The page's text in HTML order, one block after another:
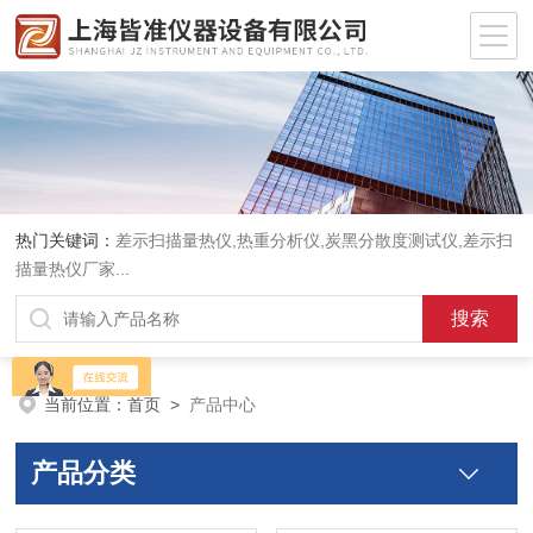
热门关键词： 差示扫描量热仪 ,热重分析仪 炭黑分散度测试仪 差示扫
描量热仪厂家
当前位置：首页 > 产品中心
产品分类